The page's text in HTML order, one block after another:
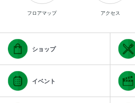
フロアマップ アクセス
ショップ
イベント